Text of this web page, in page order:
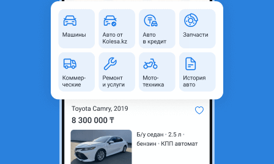
Ежемесячный платёж
Рассчитать Кредит
область